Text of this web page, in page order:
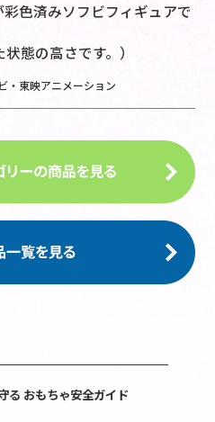
色済みソフビフィギュアで
態の高さです。）
・東映アニメーション
る おもちゃ安全ガイド